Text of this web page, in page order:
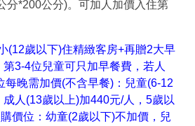
分*200公分)。可加人加價入住第
(12歲以下)住精緻客房+再贈2大早
3-4位兒童可只加早餐費，若人
每晚需加價(不含早餐)：兒童(6-12
人(13歲以上)加440元/人，5歲以
價位：幼童(2歲以下)不加價，兒